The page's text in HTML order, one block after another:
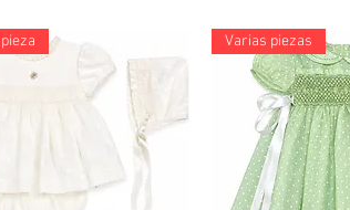
Varias piezas